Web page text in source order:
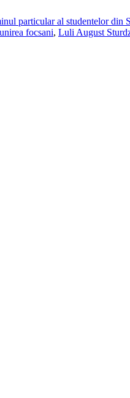
particular al studentelor din
focsani, Luli August